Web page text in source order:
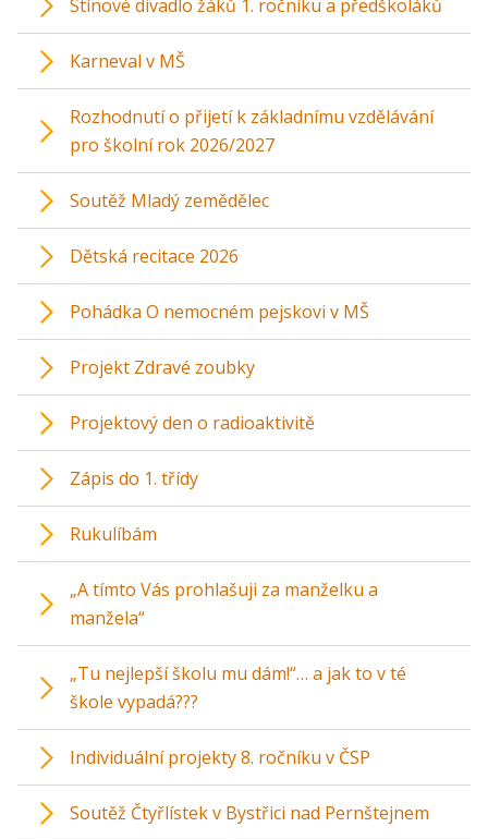
Stínové divadlo žáků 1. ročníku a předškoláků
Karneval v MŠ
Rozhodnutí o přijetí k základnímu vzdělávání
pro školní rok 2026/2027
Soutěž Mladý zemědělec
Dětská recitace 2026
Pohádka O nemocném pejskovi v MŠ
Projekt Zdravé zoubky
Projektový den o radioaktivitě
Zápis do 1. třídy
Rukulíbám
„A tímto Vás prohlašuji za manželku a
manžela“
„Tu nejlepší školu mu dám!“… a jak to v té
škole vypadá???
Individuální projekty 8. ročníku v ČSP
Soutěž Čtyřlístek v Bystřici nad Pernštejnem